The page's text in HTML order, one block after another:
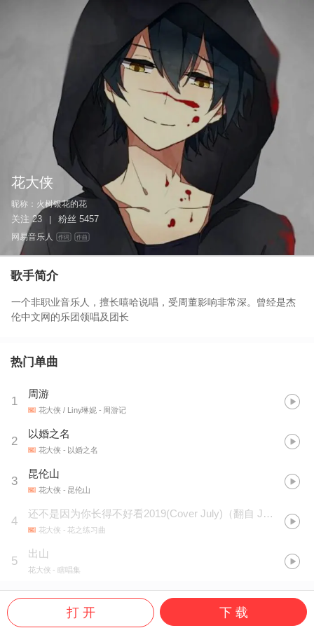
花大侠
昵称： 火树银花的花
关注 23 粉丝 5457
网易音乐人 作词 作曲
歌手简介
一个非职业音乐人，擅长嘻哈说唱，受周董影响非常深。曾经是杰
伦中文网的乐团领唱及团长
热门单曲
1
周游
花大侠 / Liny琳妮 - 周游记
2
以婚之名
花大侠 - 以婚之名
3
昆伦山
花大侠 - 昆伦山
4
还不是因为你长得不好看2019(Cover July)（翻自 July）
花大侠 - 花之练习曲
5
出山
花大侠 - 瞎唱集
打 开 下 载